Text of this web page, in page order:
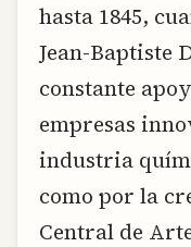
hasta 1845,
Jean-Baptiste
constante
empresas
industria
como por la
Central de